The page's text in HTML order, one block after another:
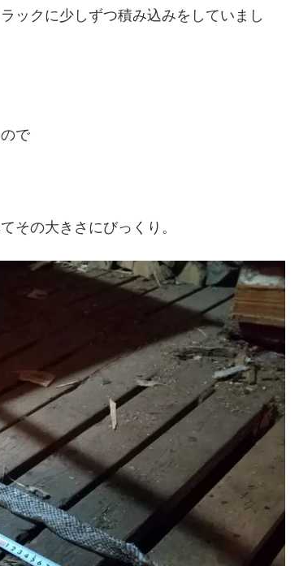
ックに少しずつ積み込みをしていまし
で
その大きさにびっくり。